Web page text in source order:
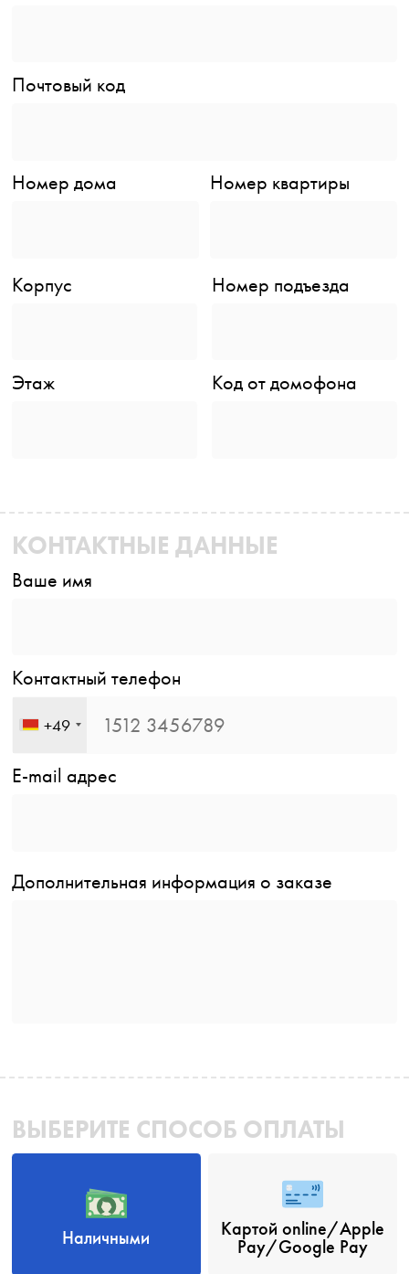
Почтовый код
Номер дома Номер квартиры
Корпус Номер подъезда
Этаж Код от домофона
КОНТАКТНЫЕ ДАННЫЕ
Ваше имя
Контактный телефон
+49
E-mail адрес
Дополнительная информация о заказе
ВЫБЕРИТЕ СПОСОБ ОПЛАТЫ
Наличными
Картой online/Apple
Pay/Google Pay